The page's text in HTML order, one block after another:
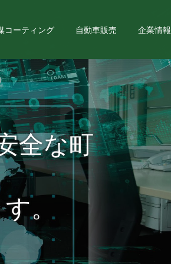
コーティング 自動車販売 企業情報